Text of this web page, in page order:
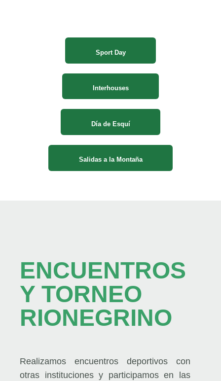
Sport Day
Interhouses
Día de Esquí
Salidas a la Montaña
ENCUENTROS
Y TORNEO
RIONEGRINO
Realizamos encuentros deportivos con
otras instituciones y participamos en las